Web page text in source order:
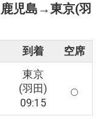
鹿児島 →東京(羽
到着 空席
東京
(羽田)
09:15